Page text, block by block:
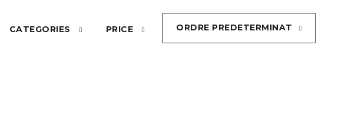
ORDRE PREDETERMINAT
CATEGORIES PRICE